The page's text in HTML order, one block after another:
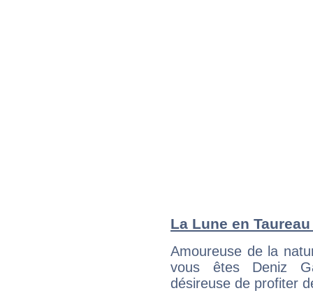
La Lune en
Amoureuse de la
vous êtes Deniz
désireuse de profiter